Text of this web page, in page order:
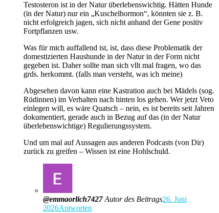
Testosteron ist in der Natur überlebenswichtig. Hätten Hunde
(in der Natur) nur ein „Kuschelhormon“, könnten sie z. B.
nicht erfolgreich jagen, sich nicht anhand der Gene positiv
Fortpflanzen usw.
Was für mich auffallend ist, ist, dass diese Problematik der
domestizierten Haushunde in der Natur in der Form nicht
gegeben ist. Daher sollte man sich vllt mal fragen, wo das
grds. herkommt. (falls man versteht, was ich meine)
Abgesehen davon kann eine Kastration auch bei Mädels (sog.
Rüdinnen) im Verhalten nach hinten los gehen. Wer jetzt Veto
einlegen will, es wäre Quatsch – nein, es ist bereits seit Jahren
dokumentiert, gerade auch in Bezug auf das (in der Natur
überlebenswichtige) Regulierungssystem.
Und um mal auf Aussagen aus anderen Podcasts (von Dir)
zurück zu greifen – Wissen ist eine Hohlschuld.
@emmaorlich7427 Autor des Beitrags26. Juni
2026Antworten